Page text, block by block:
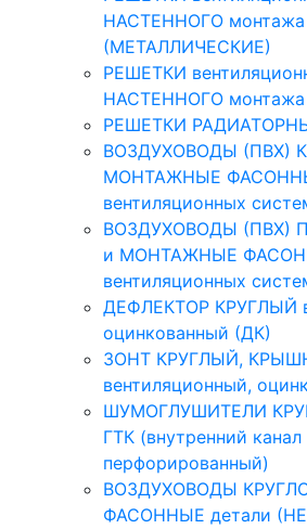
НАСТЕННОГО монтажа
(МЕТАЛЛИЧЕСКИЕ)
РЕШЕТКИ
НАСТЕННОГО
РЕШЕТКИ
ВОЗДУХОВОДЫ (ПВХ)
МОНТАЖНЫЕ
вентиляционных
ВОЗДУХОВОДЫ (ПВХ)
и МОНТАЖНЫЕ
вентиляционных
ДЕФЛЕКТОР КРУГЛЫЙ
оцинкованный (ДК)
ЗОНТ КРУГЛЫЙ,
вентиляционный,
ШУМОГЛУШИТЕЛИ
ГТК (внутренний канал
перфорированный)
ВОЗДУХОВОДЫ
ФАСОННЫЕ детали